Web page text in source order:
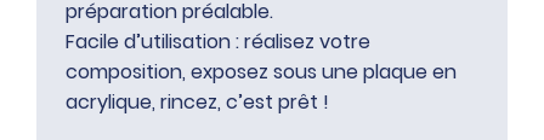
préparation préalable.
Facile d’utilisation : réalisez votre
composition, exposez sous une plaque en
acrylique, rincez, c’est prêt !